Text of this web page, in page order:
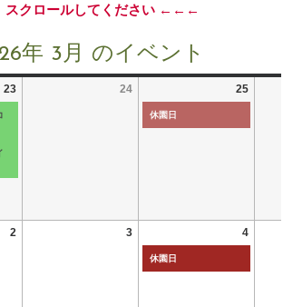
クロールしてください ←←←
年 3月 のイベント
23 24 25
休園日
2 3 4
休園日